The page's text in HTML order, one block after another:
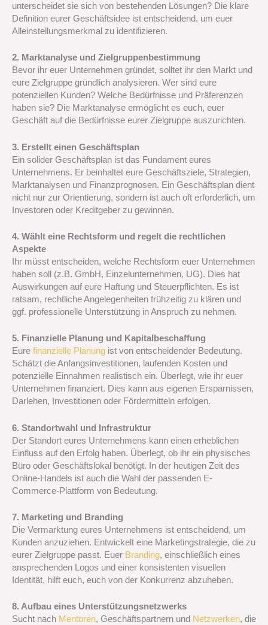
unterscheidet sie sich von bestehenden Lösungen? Die klare
Definition eurer Geschäftsidee ist entscheidend, um euer
Alleinstellungsmerkmal zu identifizieren.
2. Marktanalyse und Zielgruppenbestimmung
Bevor ihr euer Unternehmen gründet, solltet ihr den Markt und
eure Zielgruppe gründlich analysieren. Wer sind eure
potenziellen Kunden? Welche Bedürfnisse und Präferenzen
haben sie? Die Marktanalyse ermöglicht es euch, euer
Geschäft auf die Bedürfnisse eurer Zielgruppe auszurichten.
3. Erstellt einen Geschäftsplan
Ein solider Geschäftsplan ist das Fundament eures
Unternehmens. Er beinhaltet eure Geschäftsziele, Strategien,
Marktanalysen und Finanzprognosen. Ein Geschäftsplan dient
nicht nur zur Orientierung, sondern ist auch oft erforderlich, um
Investoren oder Kreditgeber zu gewinnen.
4. Wählt eine Rechtsform und regelt die rechtlichen
Aspekte
Ihr müsst entscheiden, welche Rechtsform euer Unternehmen
haben soll (z.B. GmbH, Einzelunternehmen, UG). Dies hat
Auswirkungen auf eure Haftung und Steuerpflichten. Es ist
ratsam, rechtliche Angelegenheiten frühzeitig zu klären und
ggf. professionelle Unterstützung in Anspruch zu nehmen.
5. Finanzielle Planung und Kapitalbeschaffung
Eure finanzielle Planung ist von entscheidender Bedeutung.
Schätzt die Anfangsinvestitionen, laufenden Kosten und
potenzielle Einnahmen realistisch ein. Überlegt, wie ihr euer
Unternehmen finanziert. Dies kann aus eigenen Ersparnissen,
Darlehen, Investitionen oder Fördermitteln erfolgen.
6. Standortwahl und Infrastruktur
Der Standort eures Unternehmens kann einen erheblichen
Einfluss auf den Erfolg haben. Überlegt, ob ihr ein physisches
Büro oder Geschäftslokal benötigt. In der heutigen Zeit des
Online-Handels ist auch die Wahl der passenden E-
Commerce-Plattform von Bedeutung.
7. Marketing und Branding
Die Vermarktung eures Unternehmens ist entscheidend, um
Kunden anzuziehen. Entwickelt eine Marketingstrategie, die zu
eurer Zielgruppe passt. Euer Branding, einschließlich eines
ansprechenden Logos und einer konsistenten visuellen
Identität, hilft euch, euch von der Konkurrenz abzuheben.
8. Aufbau eines Unterstützungsnetzwerks
Sucht nach Mentoren, Geschäftspartnern und Netzwerken, die